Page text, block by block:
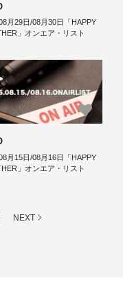
月29日/08月30日「HAPPY
」オンエア・リスト
月15日/08月16日「HAPPY
」オンエア・リスト
NEXT